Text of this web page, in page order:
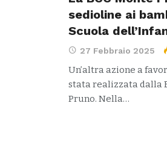
sedioline ai
Scuola
27 Febbraio 2025
Un’altra azione a
stata realizzata dalla
Pruno. Nella…